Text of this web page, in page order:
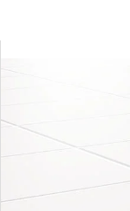
MÅLA TRÄGOLV